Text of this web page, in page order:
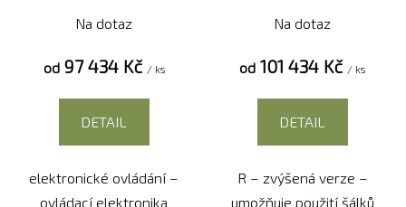
Na dotaz
od97 434 Kč / ks
DETAIL
elektronické ovládání –
ovládací elektronika
Na dotaz
od 101 434 Kč / ks
DETAIL
R – zvýšená verze –
umožňuje použití šálků